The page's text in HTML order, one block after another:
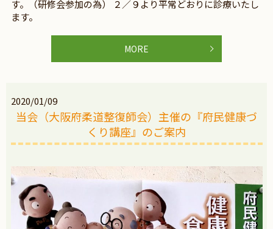
す。（研修会参加の為） ２／９より平常どおりに診療いたし
ます。
MORE
2020/01/09
当会（大阪府柔道整復師会）主催の『府民健康づ
くり講座』のご案内